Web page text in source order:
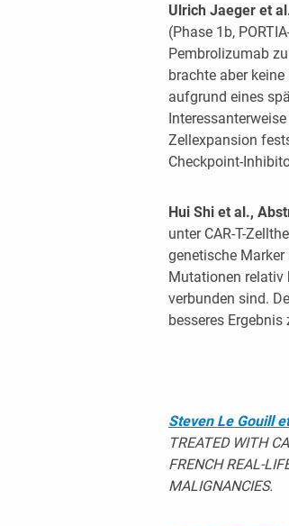
Ulrich Jaeger et
(Phase 1b,
Pembrolizumab
brachte aber
aufgrund eines
Zellexpansion
Checkpoint-
Hui Shi et al.,
unter CAR-T-
genetische
Mutationen relativ
verbunden sind.
besseres Ergebnis
Steven Le Gouill
TREATED WITH
FRENCH REAL-
MALIGNANCIES.